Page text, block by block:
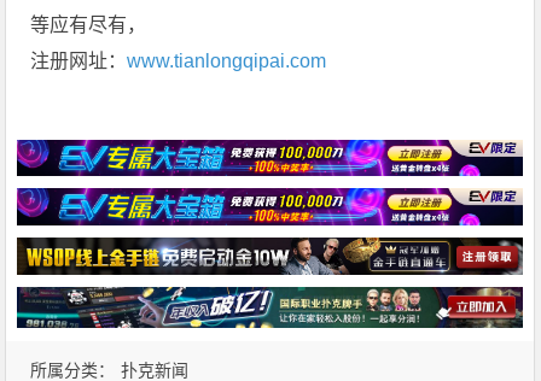
等应有尽有，
注册网址：www.tianlongqipai.com
所属分类： 扑克新闻